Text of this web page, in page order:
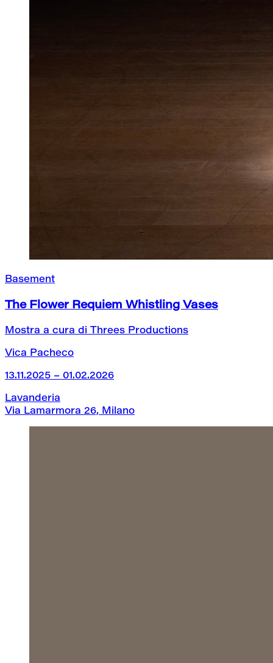
Basement
The Flower Requiem Whistling Vases
Mostra a cura di Threes Productions
Vica Pacheco
13.11.2025 – 01.02.2026
Lavanderia
Via Lamarmora 26, Milano